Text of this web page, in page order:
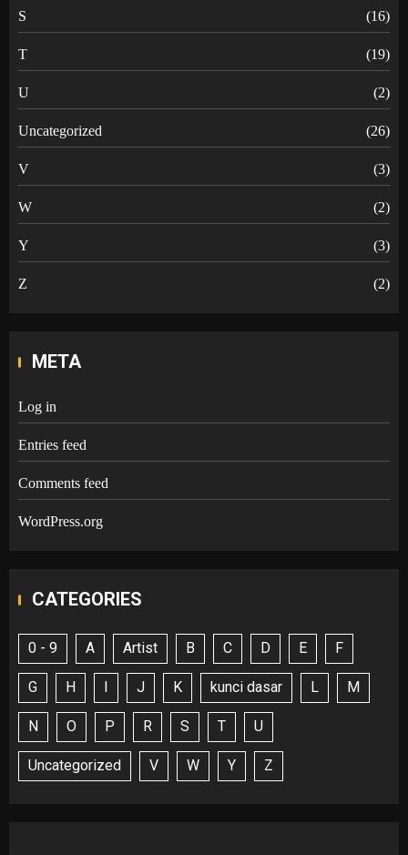
S (16)
T (19)
U (2)
Uncategorized (26)
V (3)
W (2)
Y (3)
Z (2)
META
Log in
Entries feed
Comments feed
WordPress.org
CATEGORIES
0 - 9 A Artist B C D E F
G H I J K kunci dasar L M
N O P R S T U
Uncategorized V W Y Z